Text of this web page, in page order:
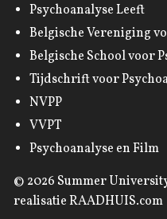
Psychoanalyse Leeft
Belgische Vereniging
Belgische School voor
Tijdschrift voor
NVPP
VVPT
Psychoanalyse en Film
© 2026 Summer
realisatieRAADHUIS.com